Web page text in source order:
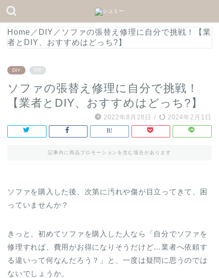
Home ／ DIY ／ ソファの張替え修理に自分で挑戦！【業
者とDIY、おすすめはどっち?】
DIY PR
ソファの張替え修理に自分で挑戦！
【業者とDIY、おすすめはどっち?】
2022年8月28日 / 2024年2月1日
記事内に商品プロモーションを含む場合があります
ソファを購入した後、次第に汚れや傷が目立ってきて、困
っていませんか？
きっと、初めてソファを購入した人なら「自分でソファを
修理すれば、費用がお得になりそうだけど…業者へ依頼す
る違いって何なんだろう？」と、一度は疑問に思うのでは
ないでしょうか。